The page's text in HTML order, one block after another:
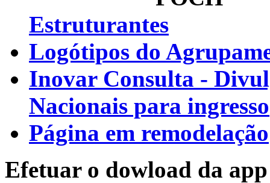
Estruturantes
Logótipos do
Inovar Consulta -
Nacionais para ingresso
Página em remodelação
Efetuar o dowload da